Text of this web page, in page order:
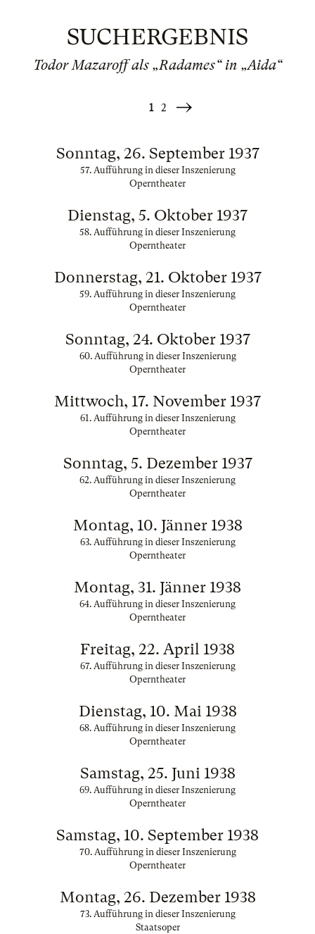
SUCHERGEBNIS
Todor Mazaroff als „Radames“ in „Aida“
1 2
Weiter
Sonntag, 26. September 1937
57. Aufführung in dieser Inszenierung
Operntheater
Dienstag, 5. Oktober 1937
58. Aufführung in dieser Inszenierung
Operntheater
Donnerstag, 21. Oktober 1937
59. Aufführung in dieser Inszenierung
Operntheater
Sonntag, 24. Oktober 1937
60. Aufführung in dieser Inszenierung
Operntheater
Mittwoch, 17. November 1937
61. Aufführung in dieser Inszenierung
Operntheater
Sonntag, 5. Dezember 1937
62. Aufführung in dieser Inszenierung
Operntheater
Montag, 10. Jänner 1938
63. Aufführung in dieser Inszenierung
Operntheater
Montag, 31. Jänner 1938
64. Aufführung in dieser Inszenierung
Operntheater
Freitag, 22. April 1938
67. Aufführung in dieser Inszenierung
Operntheater
Dienstag, 10. Mai 1938
68. Aufführung in dieser Inszenierung
Operntheater
Samstag, 25. Juni 1938
69. Aufführung in dieser Inszenierung
Operntheater
Samstag, 10. September 1938
70. Aufführung in dieser Inszenierung
Operntheater
Montag, 26. Dezember 1938
73. Aufführung in dieser Inszenierung
Staatsoper